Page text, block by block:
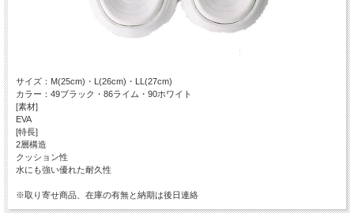
サイズ：M(25cm)・L(26cm)・LL(27cm)
カラー：49ブラック・86ライム・90ホワイト
[素材]
EVA
[特長]
2層構造
クッション性
水にも強い優れた耐久性
※取り寄せ商品、在庫の有無と納期は後日連絡